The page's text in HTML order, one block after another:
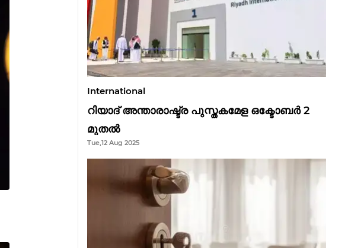
International
റിയാദ് അന്താരാഷ്ട്ര പുസ്തകമേള ഒക്ടോബർ 2
മുതൽ
Tue,12 Aug 2025